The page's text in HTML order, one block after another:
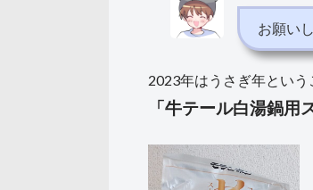
お願い
2023年はうさぎ年という
「牛テール白湯鍋用